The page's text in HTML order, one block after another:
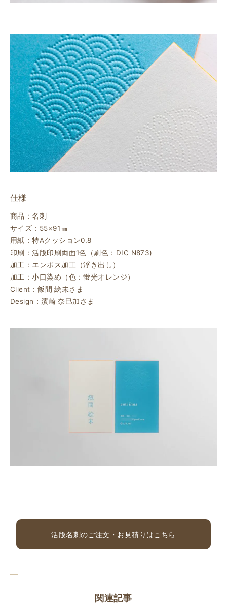
仕様
商品：名刺
サイズ：55×91㎜
用紙：特Aクッション0.8
印刷：活版印刷両面1色（刷色：DIC N873)
加工：エンボス加工（浮き出し）
加工：小口染め（色：蛍光オレンジ）
Client：飯間 絵未さま
Design：濱崎 奈巳加さま
活版名刺のご注文・お見積りはこちら
関連記事